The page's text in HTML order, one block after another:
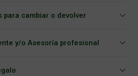
para cambiar o devolver
y/o Asesoría profesional